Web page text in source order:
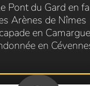
Pont du Gard en
Arènes de Nîmes
en Camargue
en